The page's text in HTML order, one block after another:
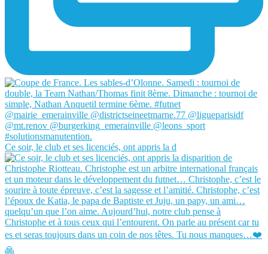
Ce soir, le club et ses licenciés, ont appris la d